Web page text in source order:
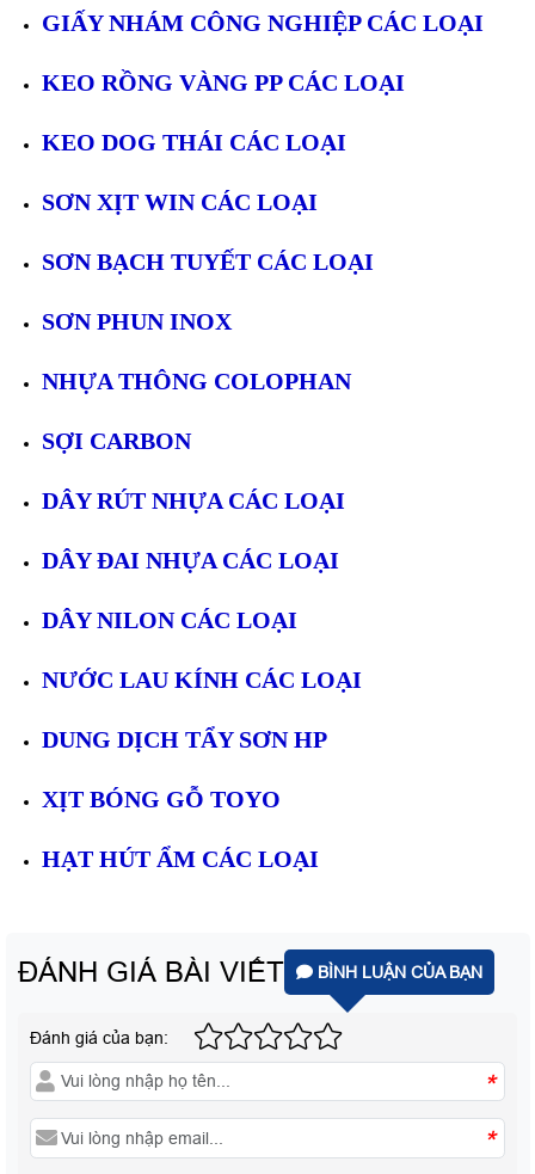
GIẤY NHÁM CÔNG NGHIỆP CÁC LOẠI
KEO RỒNG VÀNG PP CÁC LOẠI
KEO DOG THÁI CÁC LOẠI
SƠN XỊT WIN CÁC LOẠI
SƠN BẠCH TUYẾT CÁC LOẠI
SƠN PHUN INOX
NHỰA THÔNG COLOPHAN
SỢI CARBON
DÂY RÚT NHỰA CÁC LOẠI
DÂY ĐAI NHỰA CÁC LOẠI
DÂY NILON CÁC LOẠI
NƯỚC LAU KÍNH CÁC LOẠI
DUNG DỊCH TẨY SƠN HP
XỊT BÓNG GỖ TOYO
HẠT HÚT ẨM CÁC LOẠI
ĐÁNH GIÁ BÀI VIẾT BÌNH LUẬN CỦA BẠN
Đánh giá của bạn:
*
*